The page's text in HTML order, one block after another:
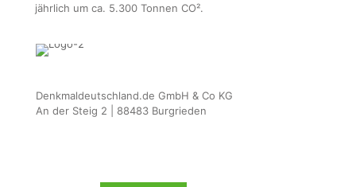
jährlich um ca. 5.300 Tonnen CO².
Denkmaldeutschland.de GmbH & Co KG
An der Steig 2 | 88483 Burgrieden